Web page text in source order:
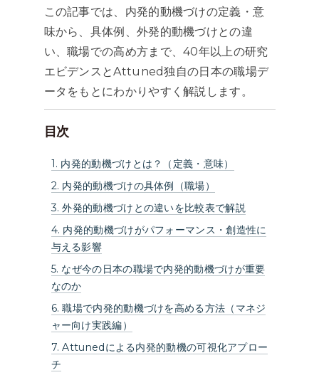
この記事では、内発的動機づけの定義・意
味から、具体例、外発的動機づけとの違
い、職場での高め方まで、40年以上の研究
エビデンスとAttuned独自の日本の職場デ
ータをもとにわかりやすく解説します。
目次
1. 内発的動機づけとは？（定義・意味）
2. 内発的動機づけの具体例（職場）
3. 外発的動機づけとの違いを比較表で解説
4. 内発的動機づけがパフォーマンス・創造性に
与える影響
5. なぜ今の日本の職場で内発的動機づけが重要
なのか
6. 職場で内発的動機づけを高める方法（マネジ
ャー向け実践編）
7. Attunedによる内発的動機の可視化アプロー
チ